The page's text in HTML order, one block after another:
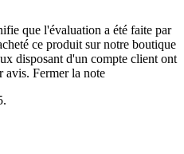
que l'évaluation a été faite par
ce produit sur notre boutique
disposant d'un compte client ont
avis. Fermer la note